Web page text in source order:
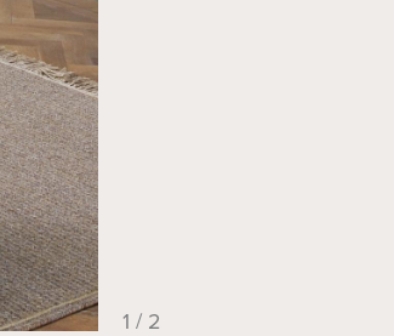
1 / 2